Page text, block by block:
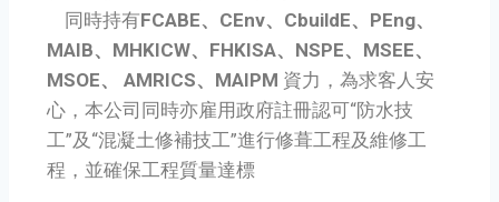
同時持有FCABE、CEnv、CbuildE、PEng、
MAIB、MHKICW、FHKISA、NSPE、MSEE、
MSOE、 AMRICS、MAIPM 資力，為求客人安
心，本公司同時亦雇用政府註冊認可“防水技
工”及“混凝土修補技工”進行修葺工程及維修工
程，並確保工程質量達標